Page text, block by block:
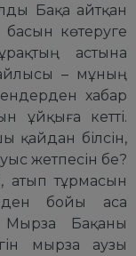
Бақа айтқан
басын көтеруге
астына
– мұның
хабар
ұйқыға кетті.
қайдан білсін,
жетпесін бе?
атып тұрмасын
бойы аса
Мырза Бақаны
мырза аузы